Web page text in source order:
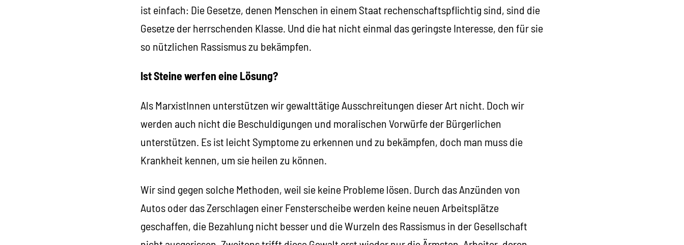
ist einfach: Die Gesetze, denen Menschen in einem Staat rechenschaftspflichtig sind, sind die
Gesetze der herrschenden Klasse. Und die hat nicht einmal das geringste Interesse, den für sie
so nützlichen Rassismus zu bekämpfen.
Ist Steine werfen eine Lösung?
Als MarxistInnen unterstützen wir gewalttätige Ausschreitungen dieser Art nicht. Doch wir
werden auch nicht die Beschuldigungen und moralischen Vorwürfe der Bürgerlichen
unterstützen. Es ist leicht Symptome zu erkennen und zu bekämpfen, doch man muss die
Krankheit kennen, um sie heilen zu können.
Wir sind gegen solche Methoden, weil sie keine Probleme lösen. Durch das Anzünden von
Autos oder das Zerschlagen einer Fensterscheibe werden keine neuen Arbeitsplätze
geschaffen, die Bezahlung nicht besser und die Wurzeln des Rassismus in der Gesellschaft